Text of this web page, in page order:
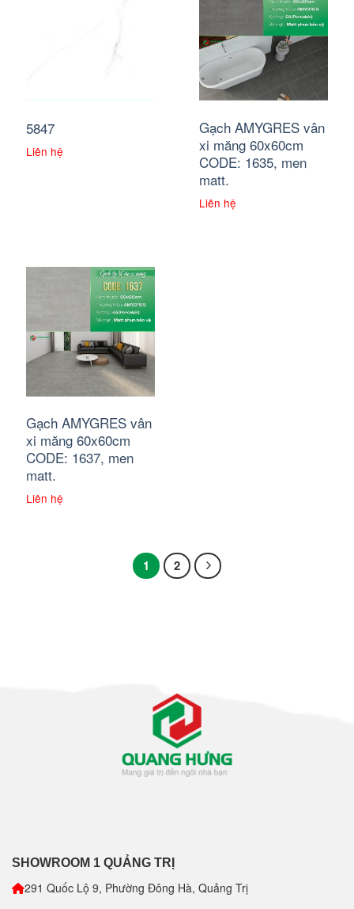
5847
Liên hệ
Gạch AMYGRES vân
xi măng 60x60cm
CODE: 1635, men
matt.
Liên hệ
Gạch AMYGRES vân
xi măng 60x60cm
CODE: 1637, men
matt.
Liên hệ
1 2
SHOWROOM 1 QUẢNG TRỊ
291 Quốc Lộ 9, Phường Đông Hà, Quảng Trị